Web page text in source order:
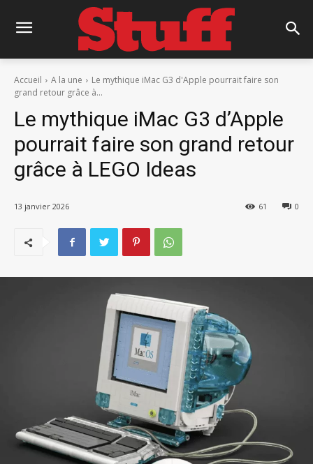
Accueil A la une
Le mythique iMac G3 d'Apple pourrait faire son
grand retour grâce à...
Le mythique iMac G3 d’Apple
pourrait faire son grand retour
grâce à LEGO Ideas
13 janvier 2026 0
61